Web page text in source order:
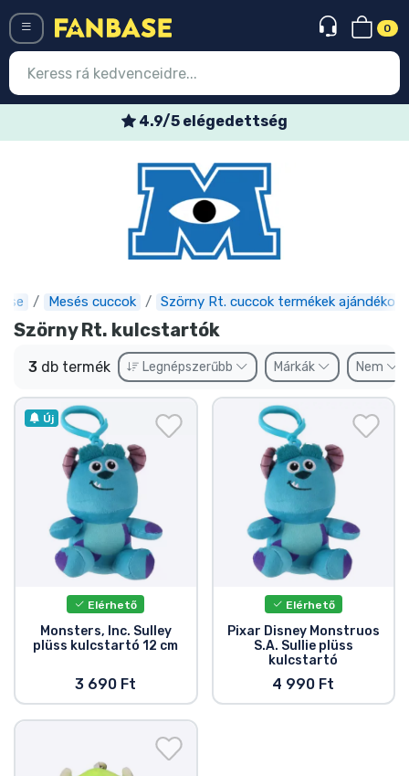
0
4.9/5 elégedettség
Mesés cuccok Szörny Rt. cuccok termékek ajándékok
Szörny Rt. kulcstartók
3 db termék Legnépszerűbb Márkák Nem
Új
Elérhető
Monsters, Inc. Sulley
plüss kulcstartó 12 cm
3 690 Ft
Elérhető
Pixar Disney Monstruos
S.A. Sullie plüss
kulcstartó
4 990 Ft
Belépés Regisztráció
Legújabb cuccok
Akciós ajánlatok
Express szállítás
Előrendelhető cuccok
Outlet cuccok
Ajándékkártya
Szállítás és fizetés
Sorozatos cuccok
Filmes cuccok
Mesés cuccok
Gamer cuccok
Sportos cuccok